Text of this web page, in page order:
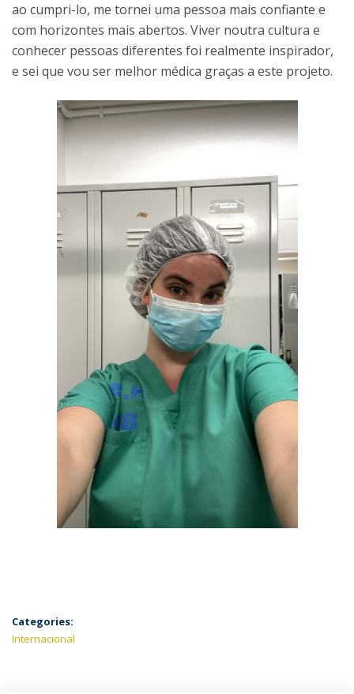
ao cumpri-lo, me tornei uma pessoa mais confiante e
com horizontes mais abertos. Viver noutra cultura e
conhecer pessoas diferentes foi realmente inspirador,
e sei que vou ser melhor médica graças a este projeto.
Categories:
Internacional